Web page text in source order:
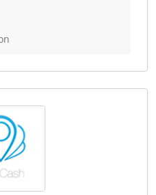
gängigen Karten
am Tisch
Für Steuerfachleute
GoBD-Konformität,
an die
Die Software
Umsatz- und
auf dem Gerät
und bietet eine flexible